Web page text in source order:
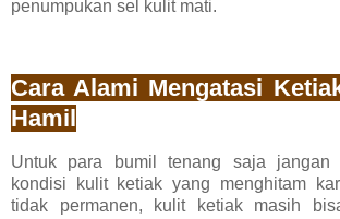
penumpukan sel kulit mati.
Cara Alami Mengatasi
Hamil
Untuk para bumil tenang saja jangan
kondisi kulit ketiak yang menghitam
tidak permanen, kulit ketiak masih